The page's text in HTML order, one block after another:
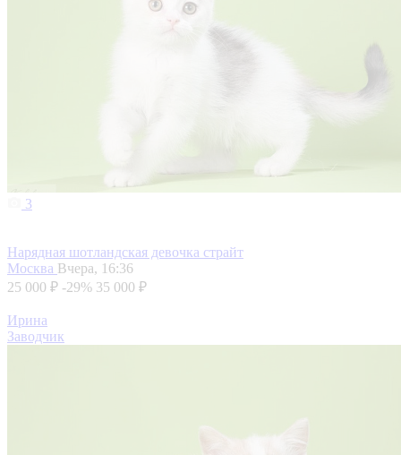
3
Нарядная шотландская девочка страйт
Москва Вчера, 16:36
25 000 ₽ -29% 35 000 ₽
Ирина
Заводчик